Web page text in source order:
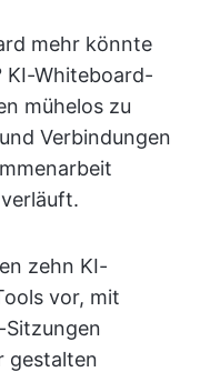
mehr könnte
KI-Whiteboard-
mühelos zu
Verbindungen
zehn KI-
vor, mit
Sitzungen
gestalten